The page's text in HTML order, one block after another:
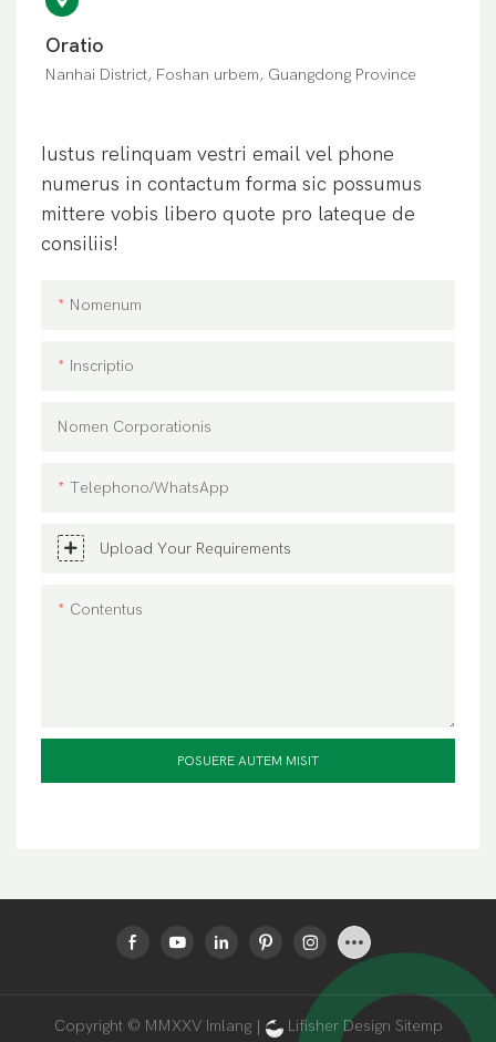
Oratio
Nanhai District, Foshan urbem, Guangdong Province
Iustus relinquam vestri email vel phone
numerus in contactum forma sic possumus
mittere vobis libero quote pro lateque de
consiliis!
Nomenum
Inscriptio
Nomen Corporationis
Telephono/WhatsApp
Upload Your Requirements
Contentus
POSUERE AUTEM MISIT
Copyright © MMXXV Imlang | Lifisher Design Sitemp